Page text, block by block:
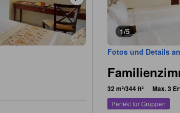
1/5
Fotos und Details
32 m²/344 ft² Max. 3
Perfekt für Gruppen